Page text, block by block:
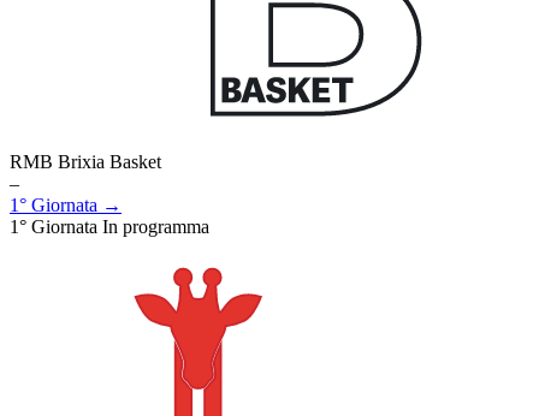
RMB Brixia Basket
–
1° Giornata →
1° Giornata In programma